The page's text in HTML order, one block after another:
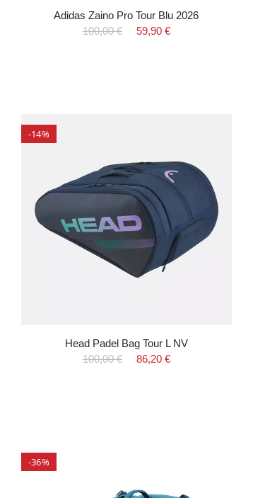
Adidas Zaino Pro Tour Blu 2026
100,00 €
59,90 €
-14%
Head Padel Bag Tour L NV
100,00 €
86,20 €
-36%